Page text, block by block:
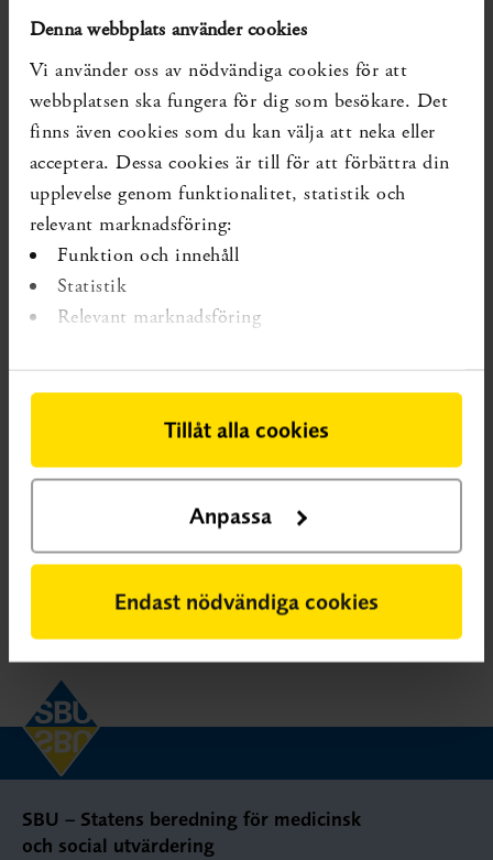
Denna webbplats använder cookies
Vi använder oss av nödvändiga cookies för att
webbplatsen ska fungera för dig som besökare. Det
finns även cookies som du kan välja att neka eller
acceptera. Dessa cookies är till för att förbättra din
upplevelse genom funktionalitet, statistik och
relevant marknadsföring:
Funktion och innehåll
Statistik
Relevant marknadsföring
Tillåt alla cookies
Anpassa
Endast nödvändiga cookies
kunskapsunderlag om effekt av olika åtgärder, samt sex
hälsoekonomiska underlag för olika åtgärder.
Lipödem - diagnostik, behandling, upplevelser och
erfarenheter
(2021)
Denna rapport utvärderar det vetenskapliga stödet
avseende metoder för att diagnostisera och behandla
lipödem, inklusive upplevelser och erfarenheter,
hälsoekonomiska och etiska aspekter. Utvärderingen
visar att det saknas vetenskapligt stöd för de
behandlingar som idag används vid lipödem. Detta bör
dock inte tolkas som att ingenting fungerar – vi behöver
Detsamma gäller för diagnostik av sjukdomstillståndet.
Prioritering av forskningsfrågor gällande diagnostik,
(2023)
SBU har sammanställt vad personer med lipödem, deras
anhöriga samt vårdpersonal tycker är de viktigaste
forskningsfrågorna inom området.
SBU – Statens beredning för medicinsk
och social utvärdering